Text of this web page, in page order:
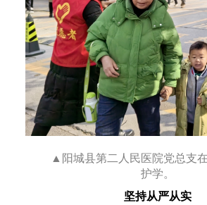
▲阳城县第二人民医院党总支
护学。
坚持从严从实